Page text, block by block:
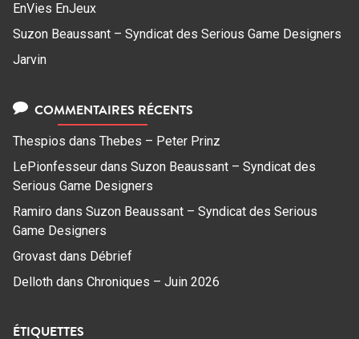
EnVies EnJeux
Suzon Beaussant – Syndicat des Serious Game Designers
Jarvin
COMMENTAIRES RÉCENTS
Thespios dans Thebes – Peter Prinz
LePionfesseur dans Suzon Beaussant – Syndicat des
Serious Game Designers
Ramiro dans Suzon Beaussant – Syndicat des Serious
Game Designers
Grovast dans Débrief
Delloth dans Chroniques – Juin 2026
ÉTIQUETTES